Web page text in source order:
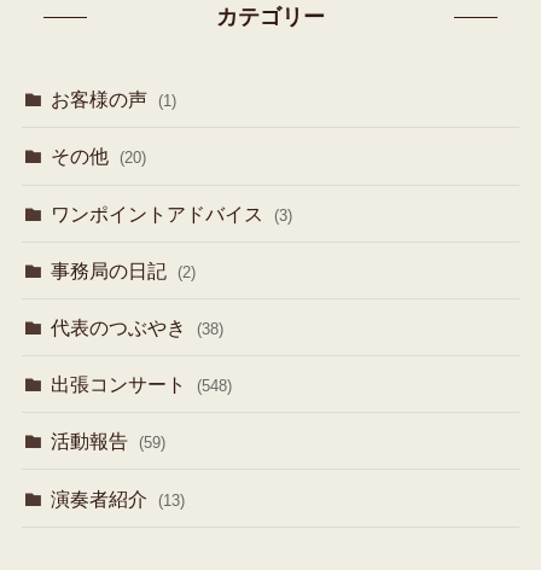
カテゴリー
お客様の声 (1)
その他 (20)
ワンポイントアドバイス (3)
事務局の日記 (2)
代表のつぶやき (38)
出張コンサート (548)
活動報告 (59)
演奏者紹介 (13)